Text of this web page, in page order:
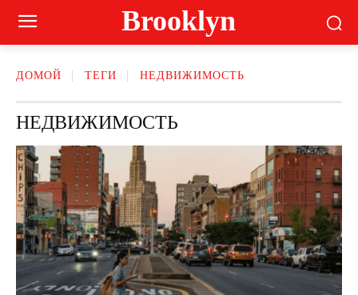
Brooklyn
ДОМОЙ ТЕГИ НЕДВИЖИМОСТЬ
НЕДВИЖИМОСТЬ